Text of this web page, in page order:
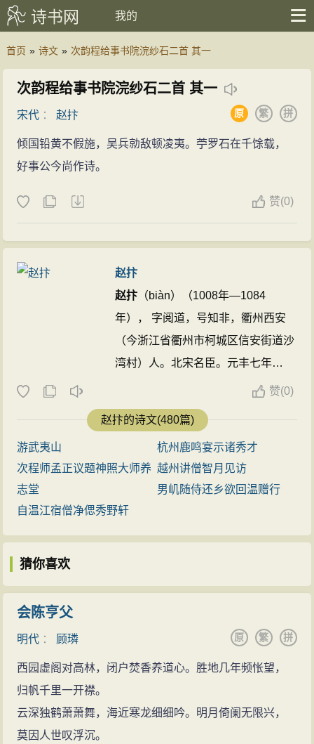
诗书网 我的
首页 » 诗文 » 次韵程给事书院浣纱石二首 其一
次韵程给事书院浣纱石二首 其一
宋代 ：赵抃 拼
繁
原
倾国铅黄不假施，吴兵勍敌顿凌夷。苧罗石在千馀载，
好事公今尚作诗。
赞(0)
赵抃
赵抃 （biàn）（1008年—1084
年）， 字阅道，号知非，衢州西安
（今浙江省衢州市柯城区信安街道沙
湾村）人。北宋名臣。元丰七年
逝世，年七十
七，追赠太子少师，谥号“清献”。
抃在朝弹劾不避权势，时称“铁面御
史”。平时以一琴一鹤自随，为政简
易，长厚清修，日所为事，夜必衣冠
露香以告于天。著有《赵清献公
赞(0)
赵抃的诗文(480篇)
游武夷山
杭州鹿鸣宴示诸秀才
次程师孟正议题神照大师养
志堂
越州讲僧智月见访
男㞦随侍还乡欲回温赠行
自温江宿僧净偲秀野轩
猜你喜欢
会陈亨父
明代 ： 顾璘 拼
繁
原
西园虚阁对高林，闭户焚香养道心。胜地几年频怅望，
归帆千里一开襟。
云深独鹤萧萧舞，海近寒龙细细吟。明月倚阑无限兴，
莫因人世叹浮沉。